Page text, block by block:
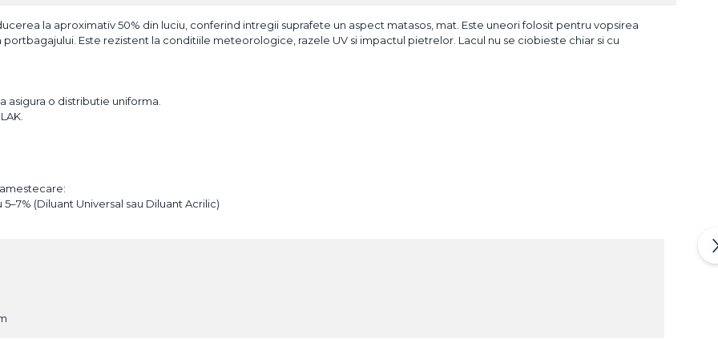
la aproximativ 50% din luciu, conferind intregii suprafete un aspect matasos, mat. Este uneori folosit pentru vopsirea
Este rezistent la conditiile meteorologice, razele UV si impactul pietrelor. Lacul nu se ciobieste chiar si cu
asigura o distributie uniforma.
5–7% (Diluant Universal sau Diluant Acrilic)